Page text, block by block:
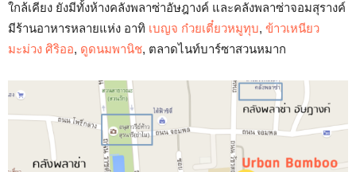
ใกล้เคียง ยังมีทั้งห้างคลังพลาซ่าอัษฎางค์ และคลังพลาซ่าจอมสุรางค์
มีร้านอาหารหลายแห่ง อาทิ เบญจ ก๋วยเตี๋ยวหมูทุบ, ข้าวเหนียว
มะม่วง ศิริออ, ดูดนมพานิช, ตลาดไนท์บาร์ซาสวนหมาก